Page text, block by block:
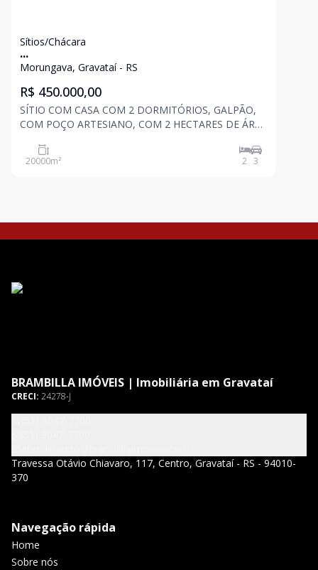
Sítios/Chácara
...
Morungava, Gravataí - RS
R$ 450.000,00
SÍTIO COM CASA COM 2 DORMITÓRIOS, GALPÃO,
COM POÇO ARTESIANO, COM 2 HECTARES DE ÁREA
20000m² 2 3
BRAMBILLA IMÓVEIS | Imobiliária em Gravataí
CRECI: 24278-J
Travessa Otávio Chiavaro, 117, Centro, Gravataí - RS - 94010-
370
Navegação rápida
Home
Sobre nós